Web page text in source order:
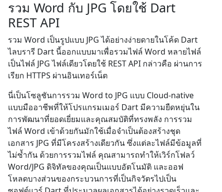
รวม Word กับ JPG โดยใช้ Dart
REST API
รวม Word เป็นรูปแบบ JPG ได้อย่างง่ายดายในโค้ด Dart
ไลบรารี Dart นี้ออกแบบมาเพื่อรวมไฟล์ Word หลายไฟล์
เป็นไฟล์ JPG ไฟล์เดียวโดยใช้ REST API กล่าวคือ ผ่านการ
เรียก HTTPS ผ่านอินเทอร์เน็ต
นี่เป็นโซลูชันการรวม Word to JPG แบบ Cloud-native
แบบมืออาชีพที่ให้โปรแกรมเมอร์ Dart มีความยืดหยุ่นใน
การพัฒนาที่ยอดเยี่ยมและคุณสมบัติที่ทรงพลัง การรวม
ไฟล์ Word เข้าด้วยกันมักใช้เมื่อจำเป็นต้องสร้างชุด
เอกสาร JPG ที่มีโครงสร้างเดียวกัน ซึ่งแต่ละไฟล์มีข้อมูลที่
ไม่ซ้ำกัน ด้วยการรวมไฟล์ คุณสามารถทำให้เวิร์กโฟลว์
Word/JPG ดิจิทัลของคุณเป็นแบบอัตโนมัติ และออฟ
โหลดบางส่วนของกระบวนการที่เป็นกิจวัตรไปเป็น